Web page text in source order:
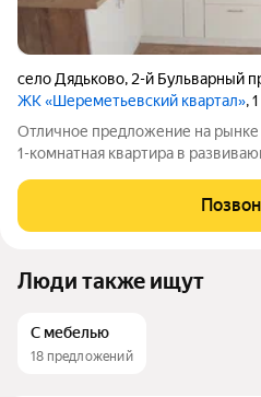
село Дядьково, 2-й Бульварный
ЖК «Шереметьевский квартал»,
Отличное предложение на
1-комнатная квартира в
современным качественным
техникой - С
Люди также ищут
С мебелью
18 предложений